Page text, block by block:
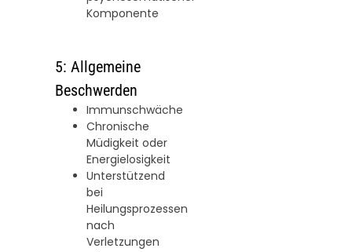
Komponente
5: Allgemeine
Beschwerden
Immunschwäche
Chronische
Müdigkeit oder
Energielosigkeit
Unterstützend
bei
Heilungsprozessen
nach
Verletzungen